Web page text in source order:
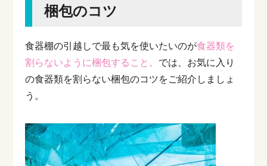
梱包のコツ
食器棚の引越しで最も気を使いたいのが食器類を
割らないように梱包すること。 では、お気に入り
の食器類を割らない梱包のコツをご紹介しましょ
う。